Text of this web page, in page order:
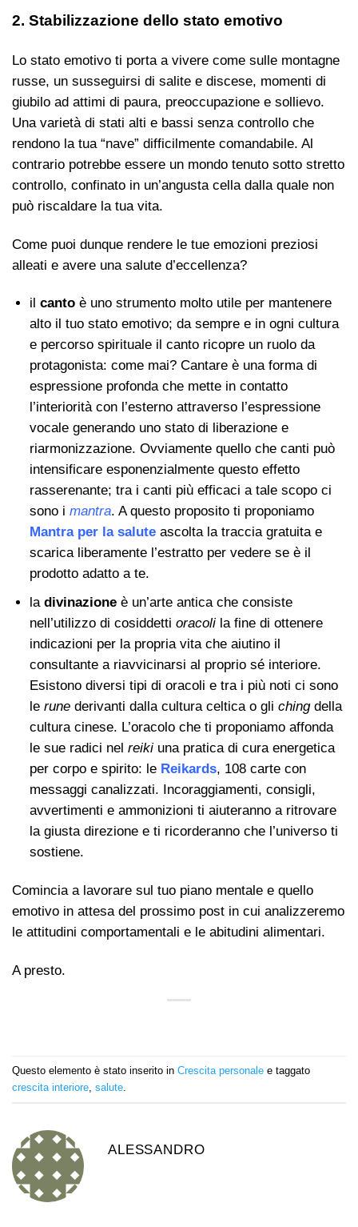
2. Stabilizzazione dello stato emotivo
Lo stato emotivo ti porta a vivere come sulle montagne
russe, un susseguirsi di salite e discese, momenti di
giubilo ad attimi di paura, preoccupazione e sollievo.
Una varietà di stati alti e bassi senza controllo che
rendono la tua “nave” difficilmente comandabile. Al
contrario potrebbe essere un mondo tenuto sotto stretto
controllo, confinato in un’angusta cella dalla quale non
può riscaldare la tua vita.
Come puoi dunque rendere le tue emozioni preziosi
alleati e avere una salute d’eccellenza?
il cantoè uno strumento molto utile per mantenere
alto il tuo stato emotivo; da sempre e in ogni cultura
e percorso spirituale il canto ricopre un ruolo da
protagonista: come mai? Cantare è una forma di
espressione profonda che mette in contatto
l’interiorità con l’esterno attraverso l’espressione
vocale generando uno stato di liberazione e
riarmonizzazione. Ovviamente quello che canti può
intensificare esponenzialmente questo effetto
rasserenante; tra i canti più efficaci a tale scopo ci
sono i mantra. A questo proposito ti proponiamo
Mantra per la saluteascolta la traccia gratuita e
scarica liberamente l’estratto per vedere se è il
prodotto adatto a te.
la divinazioneè un’arte antica che consiste
nell’utilizzo di cosiddetti oracolila fine di ottenere
indicazioni per la propria vita che aiutino il
consultante a riavvicinarsi al proprio sé interiore.
Esistono diversi tipi di oracoli e tra i più noti ci sono
le rune derivanti dalla cultura celtica o gli chingdella
cultura cinese. L’oracolo che ti proponiamo affonda
le sue radici nel reikiuna pratica di cura energetica
per corpo e spirito: le Reikards, 108 carte con
messaggi canalizzati. Incoraggiamenti, consigli,
avvertimenti e ammonizioni ti aiuteranno a ritrovare
la giusta direzione e ti ricorderanno che l’universo ti
sostiene.
Comincia a lavorare sul tuo piano mentale e quello
emotivo in attesa del prossimo post in cui analizzeremo
le attitudini comportamentali e le abitudini alimentari.
A presto.
Questo elemento è stato inserito in Crescita personale e taggato
crescita interiore salute
ALESSANDRO